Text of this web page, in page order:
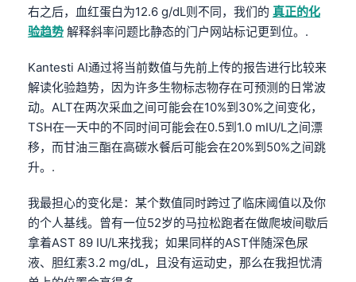
右之后，血红蛋白为12.6 g/dL则不同，我们的 真正的化
验趋势 解释斜率问题比静态的门户网站标记更到位。.
Kantesti AI通过将当前数值与先前上传的报告进行比较来
解读化验趋势，因为许多生物标志物存在可预测的日常波
动。ALT在两次采血之间可能会在10%到30%之间变化，
TSH在一天中的不同时间可能会在0.5到1.0 mIU/L之间漂
移，而甘油三酯在高碳水餐后可能会在20%到50%之间跳
升。.
我最担心的变化是：某个数值同时跨过了临床阈值以及你
的个人基线。曾有一位52岁的马拉松跑者在做爬坡间歇后
拿着AST 89 IU/L来找我；如果同样的AST伴随深色尿
液、胆红素3.2 mg/dL，且没有运动史，那么在我担忧清